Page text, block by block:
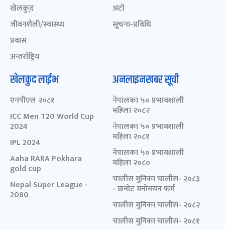
खेलकुद़़
जीवनशैली/स्वास्थ्य
प्रवास
अन्तर्राष्ट्रिय
अटो
सूचना-प्रविधि
खेलकुद लाईभ
एनपीएल २०८१
ICC Men T20 World Cup
2024
IPL 2024
Aaha RARA Pokhara
gold cup
Nepal Super League -
2080
अनलाइनखबर सूची
नेपालका ५० प्रभावशाली
महिला २०८२
नेपालका ५० प्रभावशाली
महिला २०८१
नेपालका ५० प्रभावशाली
महिला २०८०
चालीस मुनिका चालीस- २०८३
- छनोट मनोनयन फर्म
चालीस मुनिका चालीस- २०८२
चालीस मुनिका चालीस- २०८१